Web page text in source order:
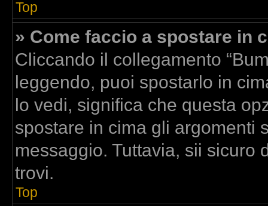
Top
» Come faccio a spostare in
Cliccando il collegamento
leggendo, puoi spostarlo in
lo vedi, significa che questa
spostare in cima gli argomenti
messaggio. Tuttavia, sii sicuro
trovi.
Top